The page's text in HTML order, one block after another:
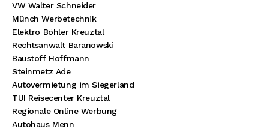
VW Walter Schneider
Münch Werbetechnik
Elektro Böhler Kreuztal
Rechtsanwalt Baranowski
Baustoff Hoffmann
Steinmetz Ade
Autovermietung im Siegerland
TUI Reisecenter Kreuztal
Regionale Online Werbung
Autohaus Menn